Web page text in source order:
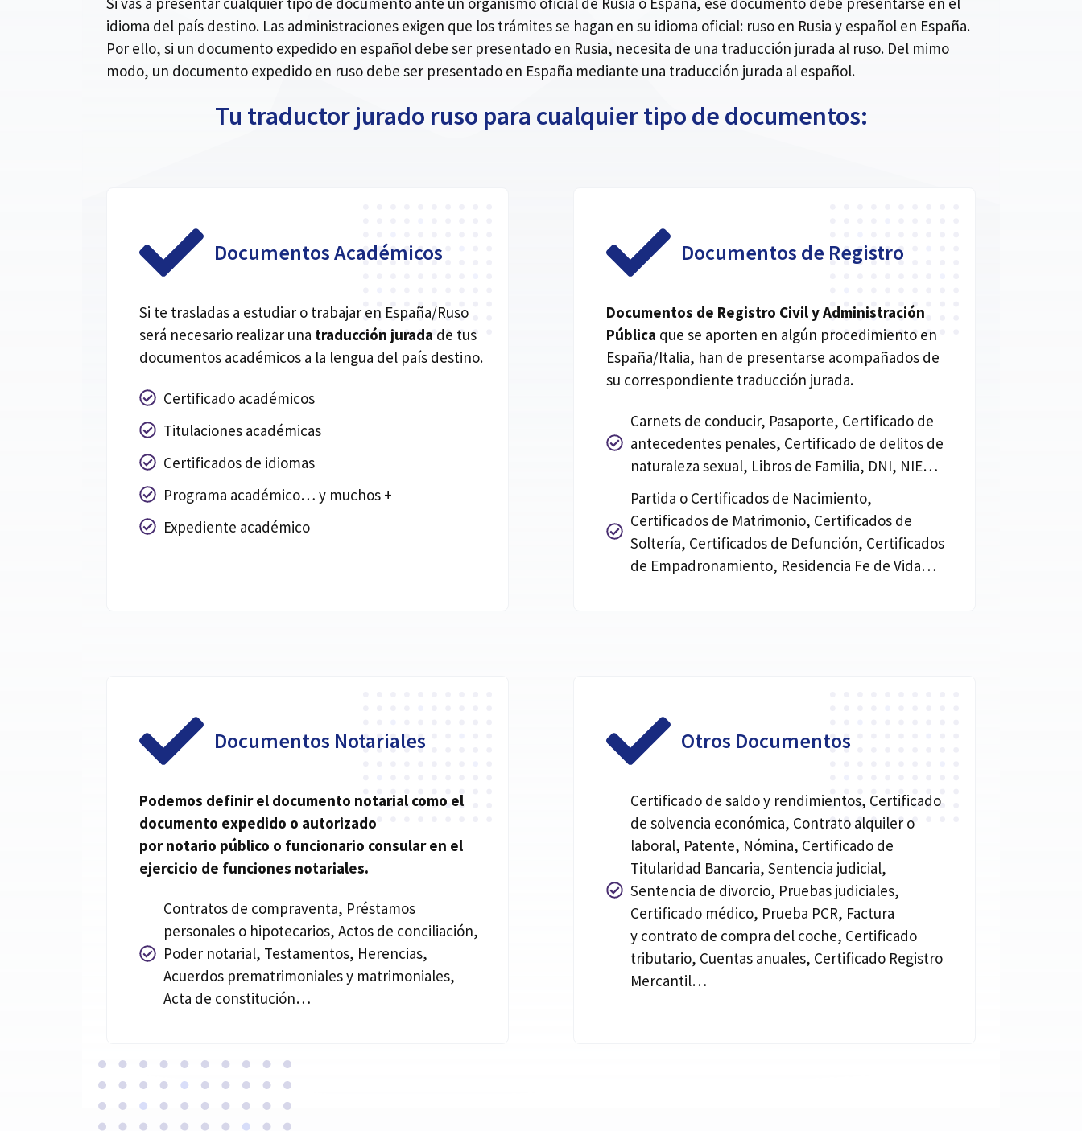
idioma del país destino. Las administraciones exigen que los trámites se hagan en su idioma oficial: ruso en Rusia y español en España.
Por ello, si un documento expedido en español debe ser presentado en Rusia, necesita de una traducción jurada al ruso. Del mimo
modo, un documento expedido en ruso debe ser presentado en España mediante una traducción jurada al español.
Tu traductor jurado ruso para cualquier tipo de documentos:
Documentos Académicos
Si te trasladas a estudiar o trabajar en España/Ruso
será necesario realizar una traducción jurada de tus
documentos académicos a la lengua del país destino.
Certificado académicos
Titulaciones académicas
Certificados de idiomas
Programa académico… y muchos +
Expediente académico
Documentos de Registro
Documentos de Registro Civil y Administración
Pública que se aporten en algún procedimiento en
España/Italia, han de presentarse acompañados de
su correspondiente traducción jurada.
Carnets de conducir, Pasaporte, Certificado de
antecedentes penales, Certificado de delitos de
naturaleza sexual, Libros de Familia, DNI, NIE…
Partida o Certificados de Nacimiento,
Certificados de Matrimonio, Certificados de
Soltería, Certificados de Defunción, Certificados
de Empadronamiento, Residencia Fe de Vida…
Documentos Notariales
Podemos definir el documento notarial como el
documento expedido o autorizado
pornotario público o funcionario consular en el
ejercicio de funciones notariales.
Contratos de compraventa, Préstamos
personales o hipotecarios, Actos de conciliación,
Poder notarial, Testamentos, Herencias,
Acuerdos prematrimoniales y matrimoniales,
Acta de constitución…
Otros Documentos
Certificado de saldo y rendimientos, Certificado
de solvencia económica, Contrato alquiler o
laboral, Patente, Nómina, Certificado de
Titularidad Bancaria, Sentencia judicial,
Sentencia de divorcio, Pruebas judiciales,
Certificado médico, Prueba PCR, Factura
y contrato de compra del coche, Certificado
tributario, Cuentas anuales, Certificado Registro
Mercantil…